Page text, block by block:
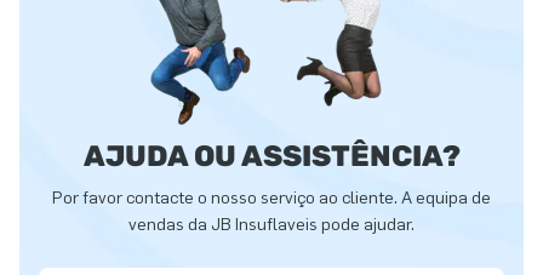
AJUDA OU ASSISTÊNCIA?
Por favor contacte o nosso serviço ao cliente. A equipa de
vendas da JB Insuflaveis pode ajudar.